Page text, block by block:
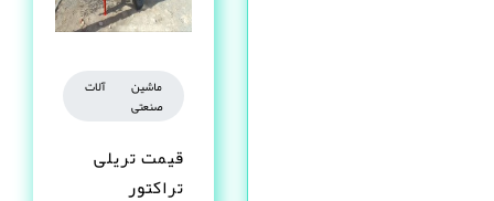
ماشین آلات
صنعتی
قیمت تریلی
تراکتور